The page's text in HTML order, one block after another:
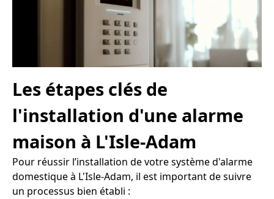
Les étapes clés de
l'installation d'une alarme
maison à L'Isle-Adam
Pour réussir l’installation de votre système d'alarme
domestique à L'Isle-Adam, il est important de suivre
un processus bien établi :